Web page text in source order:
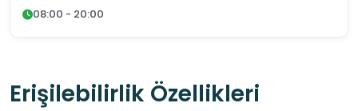
08:00 - 20:00
Erişilebilirlik Özellikleri